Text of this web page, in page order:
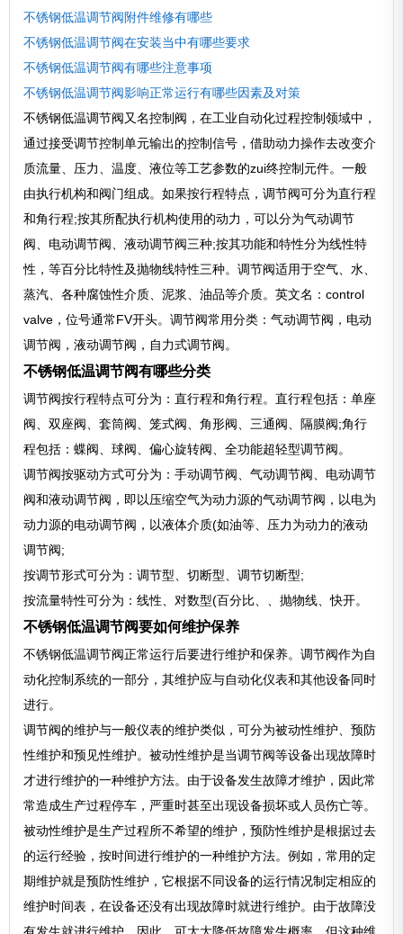
不锈钢低温调节阀附件维修有哪些
不锈钢低温调节阀在安装当中有哪些要求
不锈钢低温调节阀有哪些注意事项
不锈钢低温调节阀影响正常运行有哪些因素及对策
不锈钢低温调节阀又名控制阀，在工业自动化过程控制领域中，
通过接受调节控制单元输出的控制信号，借助动力操作去改变介
质流量、压力、温度、液位等工艺参数的zui终控制元件。一般
由执行机构和阀门组成。如果按行程特点，调节阀可分为直行程
和角行程;按其所配执行机构使用的动力，可以分为气动调节
阀、电动调节阀、液动调节阀三种;按其功能和特性分为线性特
性，等百分比特性及抛物线特性三种。调节阀适用于空气、水、
蒸汽、各种腐蚀性介质、泥浆、油品等介质。英文名：control
valve，位号通常FV开头。调节阀常用分类：气动调节阀，电动
调节阀，液动调节阀，自力式调节阀。
不锈钢低温调节阀有哪些分类
调节阀按行程特点可分为：直行程和角行程。直行程包括：单座
阀、双座阀、套筒阀、笼式阀、角形阀、三通阀、隔膜阀;角行
程包括：蝶阀、球阀、偏心旋转阀、全功能超轻型调节阀。
调节阀按驱动方式可分为：手动调节阀、气动调节阀、电动调节
阀和液动调节阀，即以压缩空气为动力源的气动调节阀，以电为
动力源的电动调节阀，以液体介质(如油等、压力为动力的液动
调节阀;
按调节形式可分为：调节型、切断型、调节切断型;
按流量特性可分为：线性、对数型(百分比、、抛物线、快开。
不锈钢低温调节阀要如何维护保养
不锈钢低温调节阀正常运行后要进行维护和保养。调节阀作为自
动化控制系统的一部分，其维护应与自动化仪表和其他设备同时
进行。
调节阀的维护与一般仪表的维护类似，可分为被动性维护、预防
性维护和预见性维护。被动性维护是当调节阀等设备出现故障时
才进行维护的一种维护方法。由于设备发生故障才维护，因此常
常造成生产过程停车，严重时甚至出现设备损坏或人员伤亡等。
被动性维护是生产过程所不希望的维护，预防性维护是根据过去
的运行经验，按时间进行维护的一种维护方法。例如，常用的定
期维护就是预防性维护，它根据不同设备的运行情况制定相应的
维护时间表，在设备还没有出现故障时就进行维护。由于故障没